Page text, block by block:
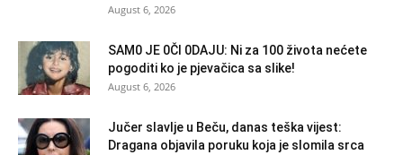
August 6, 2026
SAM0 JE 0Čl 0DAJU: Ni za 100 života nećete
pogoditi ko je pjevačica sa slike!
August 6, 2026
Jučer slavlje u Beču, danas teška vijest:
Dragana objavila poruku koja je slomila srca